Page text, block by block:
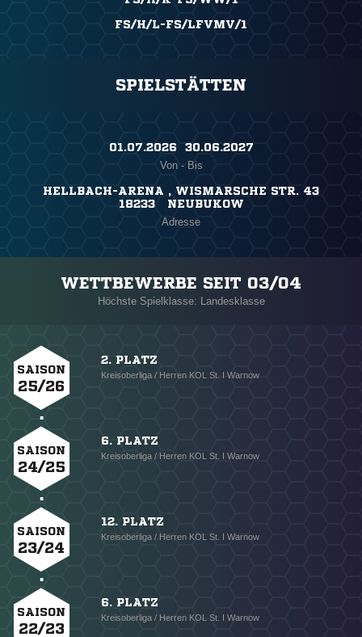
FS/H/L-FS/LFVMV/1
SPIELSTÄTTEN
01.07.2026 ​ 30.06.2027
Von - Bis
HELLBACH-ARENA , WISMARSCHE STR. 43
18233 NEUBUKOW
Adresse
WETTBEWERBE SEIT 03/04
Höchste Spielklasse: Landesklasse
SAISON
25/26
2. PLATZ
Kreisoberliga / Herren KOL St. I Warnow
SAISON
24/25
6. PLATZ
Kreisoberliga / Herren KOL St. I Warnow
SAISON
23/24
12. PLATZ
Kreisoberliga / Herren KOL St. I Warnow
SAISON
22/23
6. PLATZ
Kreisoberliga / Herren KOL St. I Warnow